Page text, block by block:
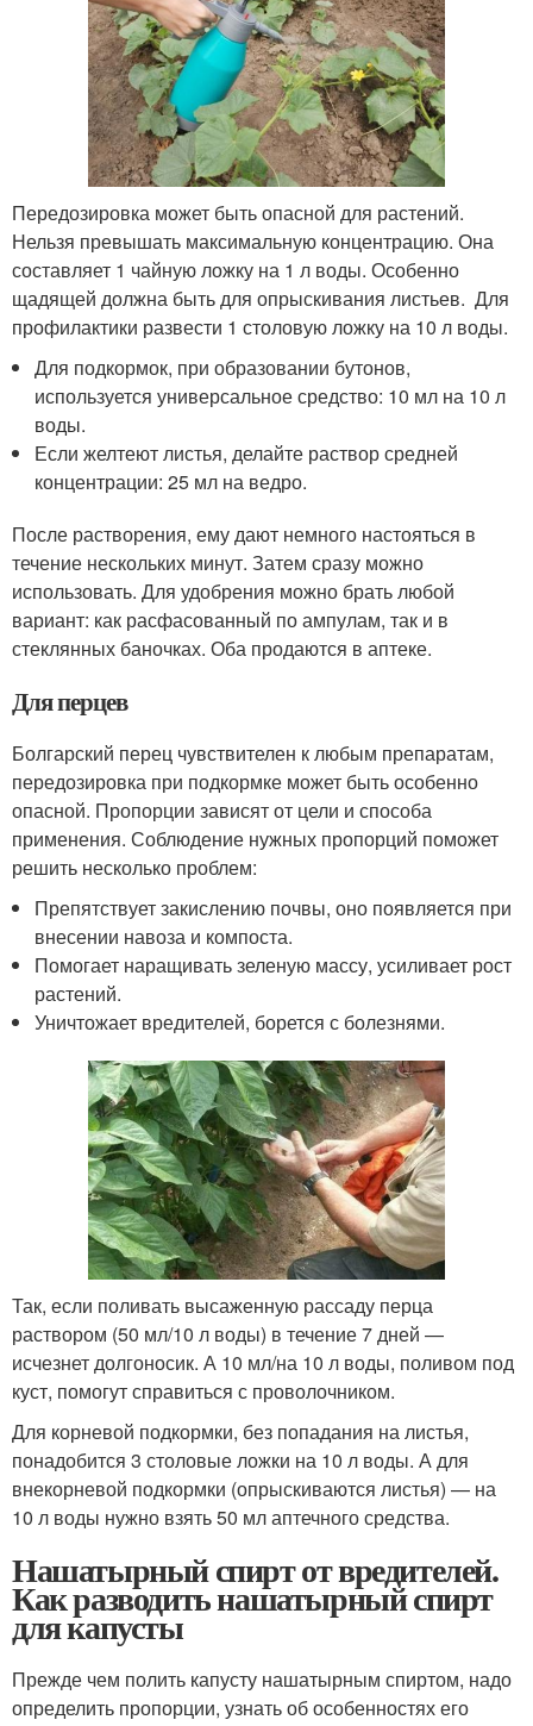
Передозировка может быть опасной для растений.
Нельзя превышать максимальную концентрацию. Она
составляет 1 чайную ложку на 1 л воды. Особенно
щадящей должна быть для опрыскивания листьев. Для
профилактики развести 1 столовую ложку на 10 л воды.
Для подкормок, при образовании бутонов,
используется универсальное средство: 10 мл на 10 л
воды.
Если желтеют листья, делайте раствор средней
концентрации: 25 мл на ведро.
После растворения, ему дают немного настояться в
течение нескольких минут. Затем сразу можно
использовать. Для удобрения можно брать любой
вариант: как расфасованный по ампулам, так и в
стеклянных баночках. Оба продаются в аптеке.
Для перцев
Болгарский перец чувствителен к любым препаратам,
передозировка при подкормке может быть особенно
опасной. Пропорции зависят от цели и способа
применения. Соблюдение нужных пропорций поможет
решить несколько проблем:
Препятствует закислению почвы, оно появляется при
внесении навоза и компоста.
Помогает наращивать зеленую массу, усиливает рост
растений.
Уничтожает вредителей, борется с болезнями.
Так, если поливать высаженную рассаду перца
раствором (50 мл/10 л воды) в течение 7 дней —
исчезнет долгоносик. А 10 мл/на 10 л воды, поливом под
куст, помогут справиться с проволочником.
Для корневой подкормки, без попадания на листья,
понадобится 3 столовые ложки на 10 л воды. А для
внекорневой подкормки (опрыскиваются листья) — на
10 л воды нужно взять 50 мл аптечного средства.
Нашатырный спирт от вредителей.
Как разводить нашатырный спирт
для капусты
Прежде чем полить капусту нашатырным спиртом, надо
определить пропорции, узнать об особенностях его